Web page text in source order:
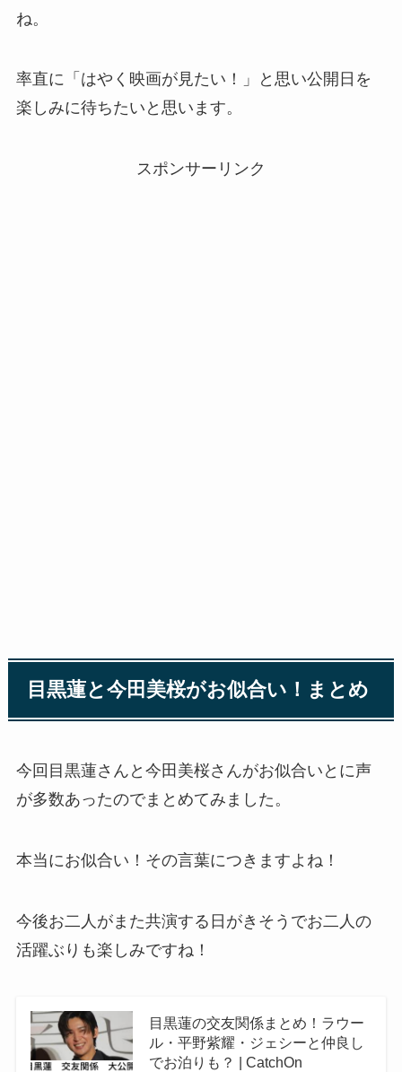
ね。
率直に「はやく映画が見たい！」と思い公開日を
楽しみに待ちたいと思います。
スポンサーリンク
目黒蓮と今田美桜がお似合い！まとめ
今回目黒蓮さんと今田美桜さんがお似合いとに声
が多数あったのでまとめてみました。
本当にお似合い！その言葉につきますよね！
今後お二人がまた共演する日がきそうでお二人の
活躍ぶりも楽しみですね！
目黒蓮の交友関係まとめ！ラウー
ル・平野紫耀・ジェシーと仲良し
でお泊りも？ | CatchOn